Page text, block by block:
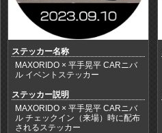
ステッカー名称
MAXORIDO × 平手晃平 CARニバ
ル イベントステッカー
ステッカー説明
MAXORIDO × 平手晃平 CARニバ
ル チェックイン（来場）時に配布
されるステッカー